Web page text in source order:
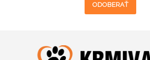
ODOBERAŤ